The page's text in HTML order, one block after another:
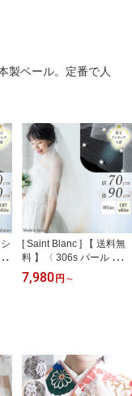
業式 ブライダルヘアアク
製ベール。定番で人
]
[ Saint Blanc ] 【 送料無
料 】〈 306s パール 〉[ 7
0cm - 90cm ] 裾パール フ
ェイスアップベール コー
露宴 ミドルベール チュ
ール 二段 ミディアム キ
ラキラ
7,980円 ～